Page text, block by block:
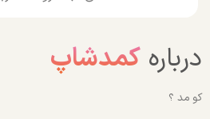
درباره کمدشاپ
کو مد ؟